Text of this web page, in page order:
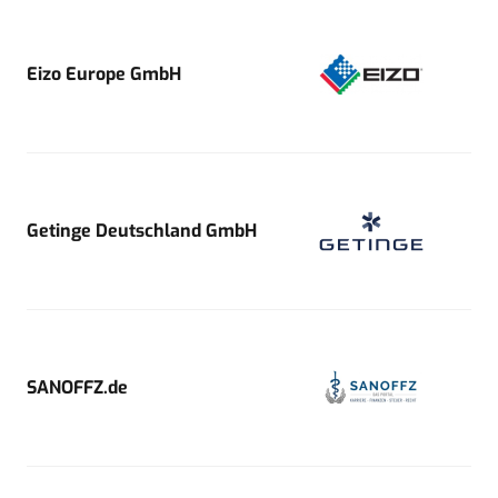
Eizo Europe GmbH
Getinge Deutschland GmbH
SANOFFZ.de